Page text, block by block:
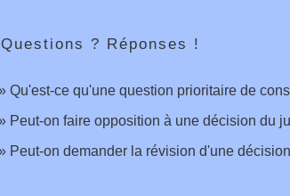
Questions ? Réponses !
Qu'est-ce qu'une question prioritaire de
Peut-on faire opposition à une décision du
Peut-on demander la révision d'une